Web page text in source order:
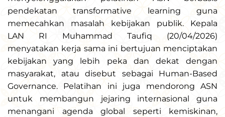
pendekatan transformative learning guna
memecahkan masalah kebijakan publik. Kepala
LAN RI Muhammad Taufiq (20/04/2026)
menyatakan kerja sama ini bertujuan menciptakan
kebijakan yang lebih peka dan dekat dengan
masyarakat, atau disebut sebagai Human-Based
Governance. Pelatihan ini juga mendorong ASN
untuk membangun jejaring internasional guna
menangani agenda global seperti kemiskinan,